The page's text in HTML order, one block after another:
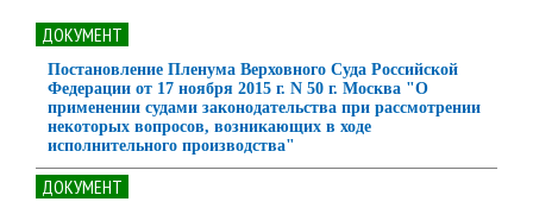
ДОКУМЕНТ
Постановление Пленума Верховного Суда Российской
Федерации от 17 ноября 2015 г. N 50 г. Москва "О
применении судами законодательства при рассмотрении
некоторых вопросов, возникающих в ходе
исполнительного производства"
ДОКУМЕНТ